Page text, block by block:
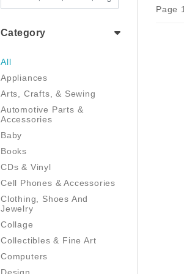
Category
All
Appliances
Arts, Crafts, & Sewing
Automotive Parts &
Accessories
Baby
Books
CDs & Vinyl
Cell Phones & Accessories
Clothing, Shoes And
Jewelry
Collage
Collectibles & Fine Art
Computers
Page